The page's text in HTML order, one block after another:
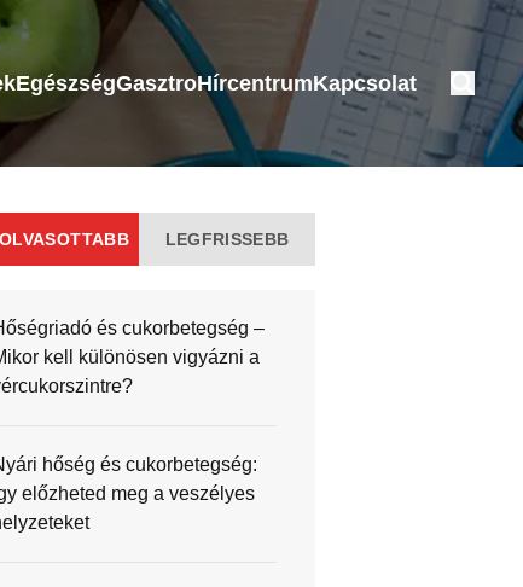
EgészségGasztroHírcentrumKapcsolat
LEGFRISSEBB
és cukorbetegség –
kell különösen vigyázni a
hőség és cukorbetegség:
előzheted meg a veszélyes